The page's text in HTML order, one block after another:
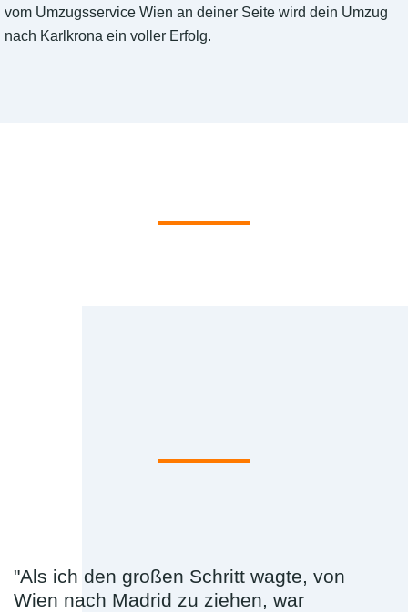
vom Umzugsservice Wien an deiner Seite wird dein Umzug
nach Karlkrona ein voller Erfolg.
"Als ich den großen Schritt wagte, von
Wien nach Madrid zu ziehen, war